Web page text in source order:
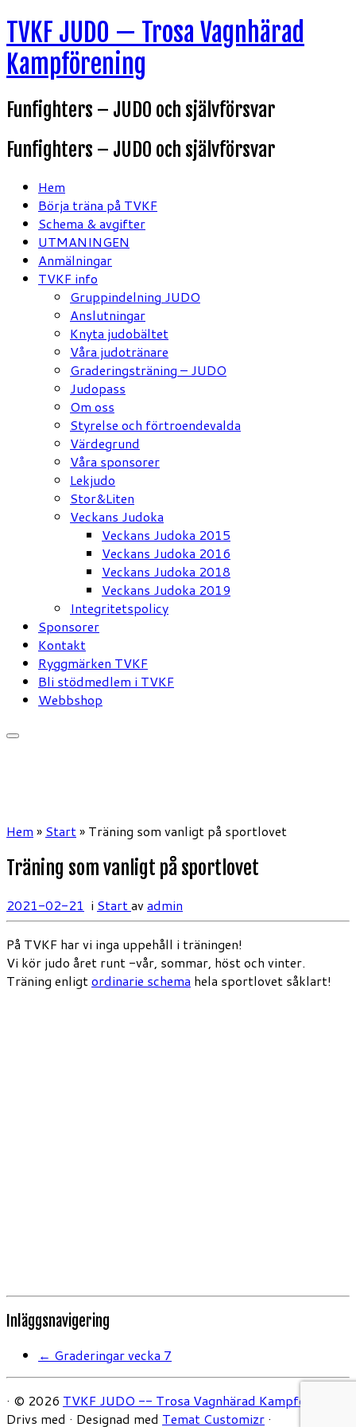
Hoppa
till
innehåll
TVKF JUDO — Trosa Vagnhärad
Kampförening
Funfighters – JUDO och självförsvar
Funfighters – JUDO och självförsvar
Hem
Börja träna på TVKF
Schema & avgifter
UTMANINGEN
Anmälningar
TVKF info
Gruppindelning JUDO
Anslutningar
Knyta judobältet
Våra judotränare
Graderingsträning – JUDO
Judopass
Om oss
Styrelse och förtroendevalda
Värdegrund
Våra sponsorer
Lekjudo
Stor&Liten
Veckans Judoka
Veckans Judoka 2015
Veckans Judoka 2016
Veckans Judoka 2018
Veckans Judoka 2019
Integritetspolicy
Sponsorer
Kontakt
Ryggmärken TVKF
Bli stödmedlem i TVKF
Webbshop
Hem » Start» Träning som vanligt på sportlovet
Träning som vanligt på sportlovet
2021-02-21 i Start av admin
På TVKF har vi inga uppehåll i träningen!
Vi kör judo året runt -vår, sommar, höst och vinter.
Träning enligt ordinarie schema hela sportlovet såklart!
Inläggsnavigering
← Graderingar vecka 7
· © 2026 TVKF JUDO -- Trosa Vagnhärad Kampförening
Drivs med · Designad med Temat Customizr ·